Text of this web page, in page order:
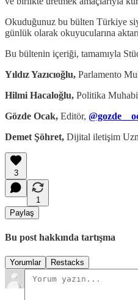
Okuduğunuz bu bülten Türkiye
günlük olarak okuyucularına
Bu bültenin içeriği, tamamıyla
Yıldız Yazıcıoğlu, Parlamento
Hilmi Hacaloğlu, Politika
Gözde Ocak, Editör,
Demet Şöhret, Dijital iletişim
3
1
Paylaş
Bu post hakkında tartışma
Yorumlar Restacks